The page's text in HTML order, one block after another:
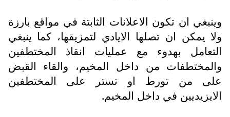
وينبغي ان تكون الاعلانات الثابتة في مواقع بارزة
ولا يمكن ان تصلها الايادي لتمزيقها، كما ينبغي
التعامل بهدوء مع عمليات انقاذ المختطفين
والمختطفات من داخل المخيم، والقاء القبض
على من تورط او تستر على المختطفين
الايزيديين في داخل المخيم.